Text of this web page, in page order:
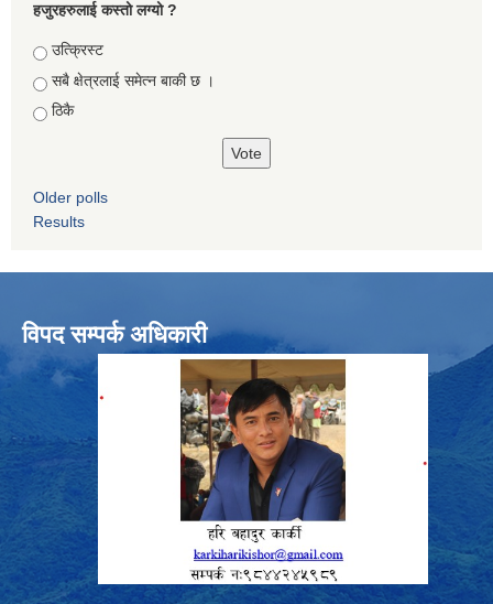
हजुरहरुलाई कस्तो लग्यो ?
Choices
उत्क्रिस्ट
सबै क्षेत्रलाई समेत्न बाकी छ ।
ठिकै
Older polls
Results
विपद सम्पर्क अधिकारी